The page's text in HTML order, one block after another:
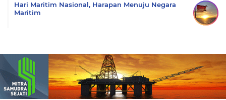
Hari Maritim Nasional, Harapan Menuju Negara
Maritim